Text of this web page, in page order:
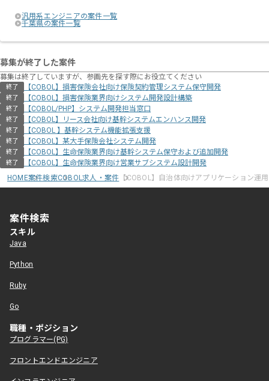
汎用系エンジニアの案件一覧
千葉県の案件一覧
募集が終了した案件
募集は終了していますが、参画先を探す際にお役立てください
終了 【COBOL】損害保険会社向け保険契約管理システム保守開発
終了 【COBOL】損害保険業界向けシステム開発設計構築
終了 【COBOL/PHP】システム開発担当窓口
終了 【COBOL】リース会社向け基幹システムエンハンス開発
終了 【COBOL 】基幹システム機能拡張支援
終了 【COBOL】某大手保険会社システム開発
終了 【COBOL】生命保険業界向け基幹システム保守および追加開発
終了
【COBOL】生命保険業界向け営業サブシステム設計開発
HOME案件検索COBOL求人・案件 【COBOL】自治体向けアプリケーション運
案件検索
スキル
Java
Python
Ruby
Go
職種・ポジション
プログラマー(PG)
フロントエンドエンジニア